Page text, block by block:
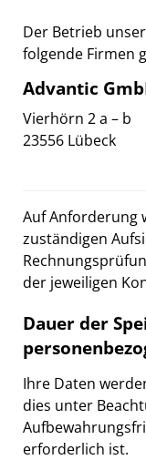
Der Betrieb
folgende Firmen
Advantic
Vierhörn 2 a – b
23556 Lübeck
Auf Anforderung
zuständigen
der jeweiligen
Dauer der
Ihre Daten
dies unter
erforderlich ist.